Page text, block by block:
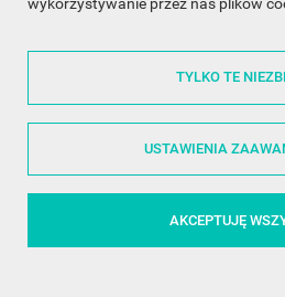
TYLKO TE
USTAWIENIA
AKCEPTUJĘ
ŚLEDŹ NAS NA FACEBOOKU
Made with❤